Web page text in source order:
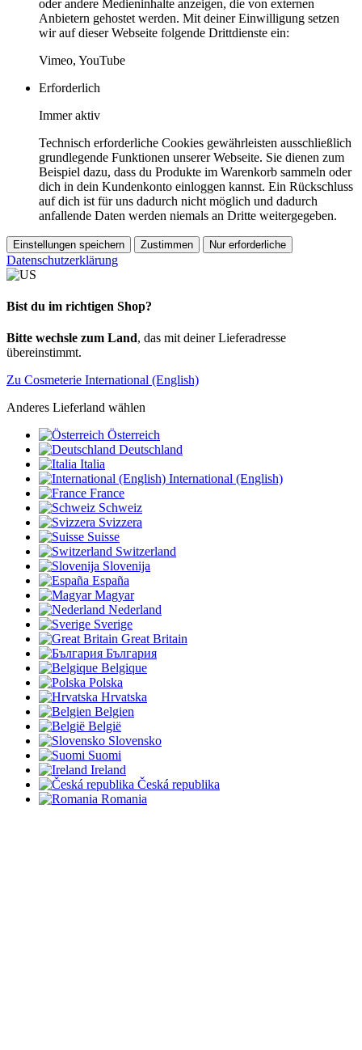
oder andere Medieninhalte anzeigen, die von externen
Anbietern gehostet werden. Mit deiner Einwilligung setzen
wir auf dieser Webseite folgende Drittdienste ein:
Vimeo, YouTube
Erforderlich
Immer aktiv
Technisch erforderliche Cookies gewährleisten ausschließlich
grundlegende Funktionen unserer Webseite. Sie dienen zum
Beispiel dazu, dass du Produkte im Warenkorb sammeln oder
dich in dein Kundenkonto einloggen kannst. Ein Rückschluss
auf dich ist für uns dadurch nicht möglich und dadurch
anfallende Daten werden niemals an Dritte weitergegeben.
Einstellungen speichern Zustimmen Nur erforderliche
Datenschutzerklärung
Bist du im richtigen Shop?
Bitte wechsle zum Land, das mit deiner Lieferadresse
übereinstimmt.
Zu Cosmeterie International (English)
Anderes Lieferland wählen
Österreich
Deutschland
Italia
International (English)
France
Schweiz
Svizzera
Suisse
Switzerland
Slovenija
España
Magyar
Nederland
Sverige
Great Britain
България
Belgique
Polska
Hrvatska
Belgien
België
Slovensko
Suomi
Ireland
Česká republika
Romania